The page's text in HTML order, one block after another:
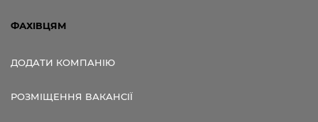
ФАХІВЦЯМ
ДОДАТИ КОМПАНІЮ
РОЗМІЩЕННЯ ВАКАНСІЇ